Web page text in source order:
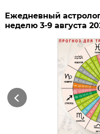
Ежедневный
неделю 3-9 августа
Previous